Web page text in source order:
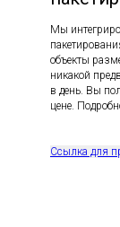
Мы
объекты
никакой
в день. Вы
цене.
Ссылка для